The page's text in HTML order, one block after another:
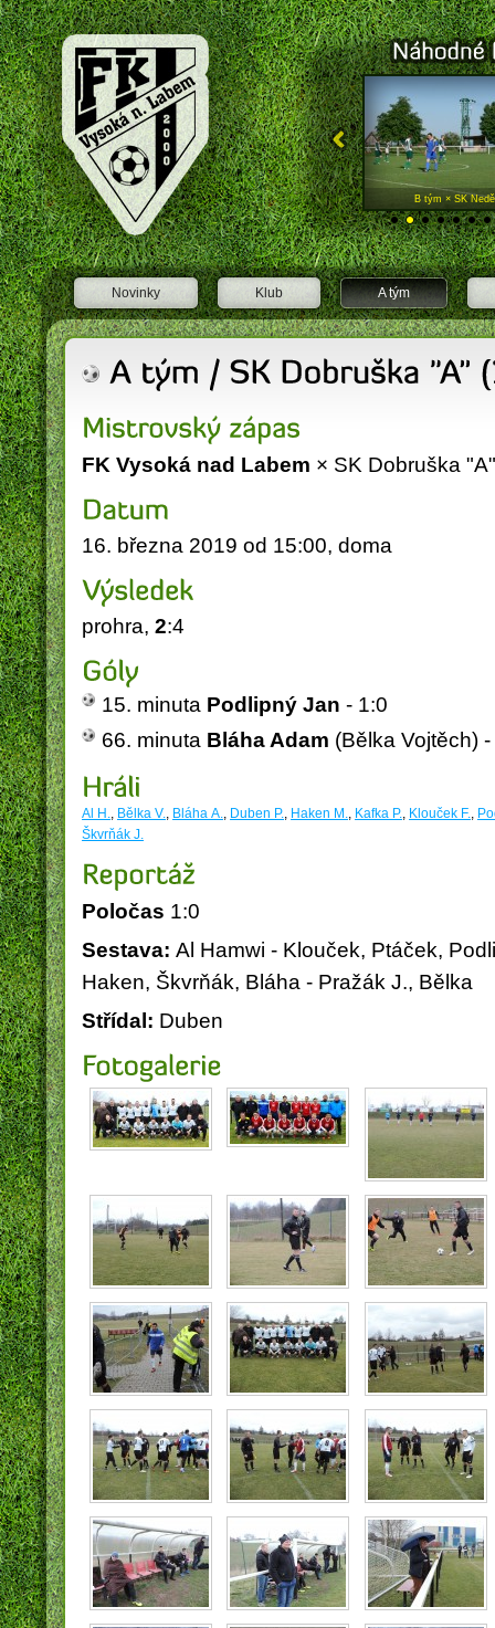
FK Vysoká nad Labem × SK Dobruška "A"
16. března 2019 od 15:00, doma
prohra, 2:4
15. minuta Podlipný Jan - 1:0
66. minuta Bláha Adam (Bělka Vojtěch)
Al H., Bělka V., Bláha A., Duben P., Haken M., Kafka P., Klouček F.,
Škvrňák J.
Poločas 1:0
Sestava: Al Hamwi - Klouček, Ptáček,
Haken, Škvrňák, Bláha - Pražák J., Bělka
Střídal: Duben
Obec Vysoká nad Labem
FK Vysoká nad Labem
Novinky Klub A tým
A tým × SK Jičín "A" B tým × SK